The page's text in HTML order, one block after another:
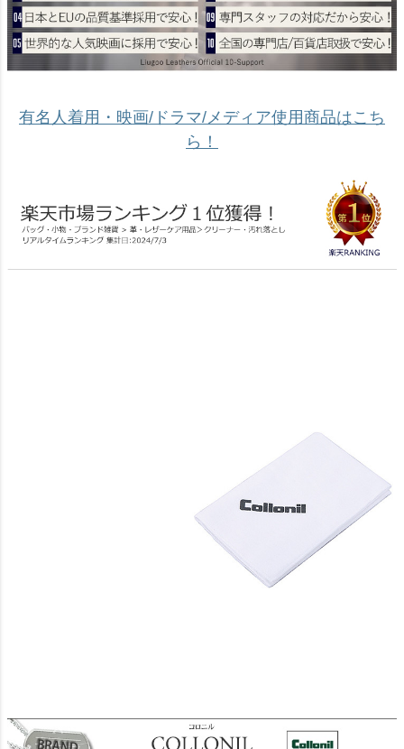
有名人着用・映画/ドラマ/メディア使用商品はこち
ら！